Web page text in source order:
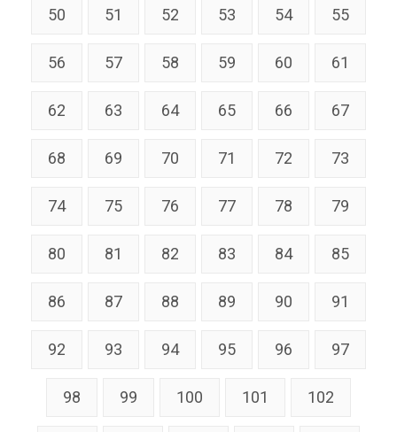
50 51 52 53 54 55
56 57 58 59 60 61
62 63 64 65 66 67
68 69 70 71 72 73
74 75 76 77 78 79
80 81 82 83 84 85
86 87 88 89 90 91
92 93 94 95 96 97
98 99 100 101 102